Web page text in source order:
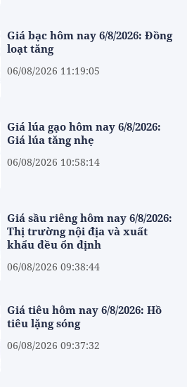
Giá bạc hôm nay 6/8/2026: Đồng
loạt tăng
06/08/2026 11:19:05
Giá lúa gạo hôm nay 6/8/2026:
Giá lúa tăng nhẹ
06/08/2026 10:58:14
Giá sầu riêng hôm nay 6/8/2026:
Thị trường nội địa và xuất
khẩu đều ổn định
06/08/2026 09:38:44
Giá tiêu hôm nay 6/8/2026: Hồ
tiêu lặng sóng
06/08/2026 09:37:32